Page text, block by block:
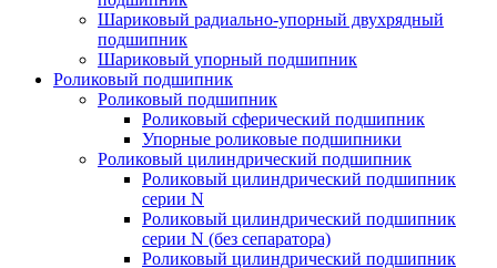
Шариковый радиально-упорный двухрядный
подшипник
Шариковый упорный подшипник
Роликовый подшипник
Роликовый подшипник
Роликовый сферический подшипник
Упорные роликовые подшипники
Роликовый цилиндрический подшипник
Роликовый цилиндрический подшипник
серии N
Роликовый цилиндрический подшипник
серии N (без сепаратора)
Роликовый цилиндрический подшипник